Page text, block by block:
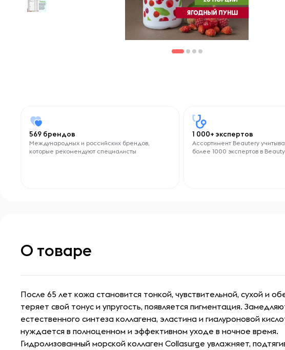
569 брендов
Международных и российских брендов,
которые рекомендуют специалисты
1 000+ экспертов
Ассортимент Beautery
более 1000 экспертов в
О товаре
После 65 лет кожа становится тонкой, чувствительной, сухой и
теряет свой тонус и упругость, появляется пигментация.
естественного синтеза коллагена, эластина и гиалуроновой
нуждается в полноценном и эффективном уходе в ночное время.
Гидролизованный морской коллаген Collasurge увлажняет,